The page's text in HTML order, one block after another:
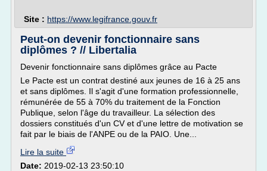
Site : https://www.legifrance.gouv.fr
Peut-on devenir fonctionnaire sans
diplômes ? // Libertalia
Devenir fonctionnaire sans diplômes grâce au Pacte
Le Pacte est un contrat destiné aux jeunes de 16 à 25 ans
et sans diplômes. Il s'agit d'une formation professionnelle,
rémunérée de 55 à 70% du traitement de la Fonction
Publique, selon l'âge du travailleur. La sélection des
dossiers constitués d'un CV et d'une lettre de motivation se
fait par le biais de l'ANPE ou de la PAIO. Une...
Lire la suite
Date: 2019-02-13 23:50:10